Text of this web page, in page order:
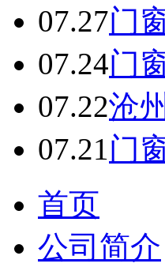
07.27门
07.24门
07.22沧
07.21门
首页
公司简介